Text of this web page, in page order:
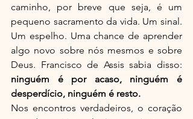
caminho, por breve que seja, é um
pequeno sacramento da vida. Um sinal.
Um espelho. Uma chance de aprender
algo novo sobre nós mesmos e sobre
ninguém é por acaso, ninguém é
desperdício, ninguém é resto.
Nos encontros verdadeiros, o coração